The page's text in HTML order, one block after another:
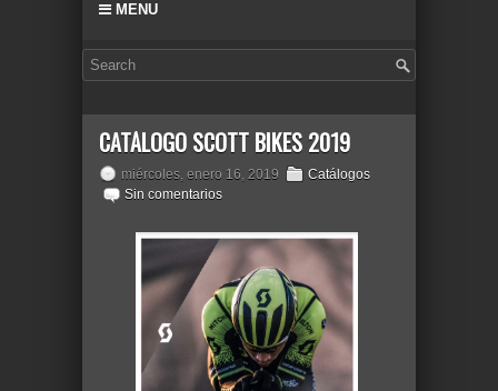
MENU
CATÁLOGO SCOTT BIKES 2019
miércoles, enero 16, 2019
Catálogos
Sin comentarios